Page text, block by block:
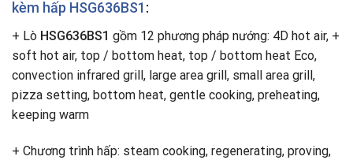
kèm hấp HSG636BS1:
+ Lò HSG636BS1 gồm 12 phương pháp nướng: 4D hot air, +
soft hot air, top / bottom heat, top / bottom heat Eco,
convection infrared grill, large area grill, small area grill,
pizza setting, bottom heat, gentle cooking, preheating,
keeping warm
+ Chương trình hấp: steam cooking, regenerating, proving,